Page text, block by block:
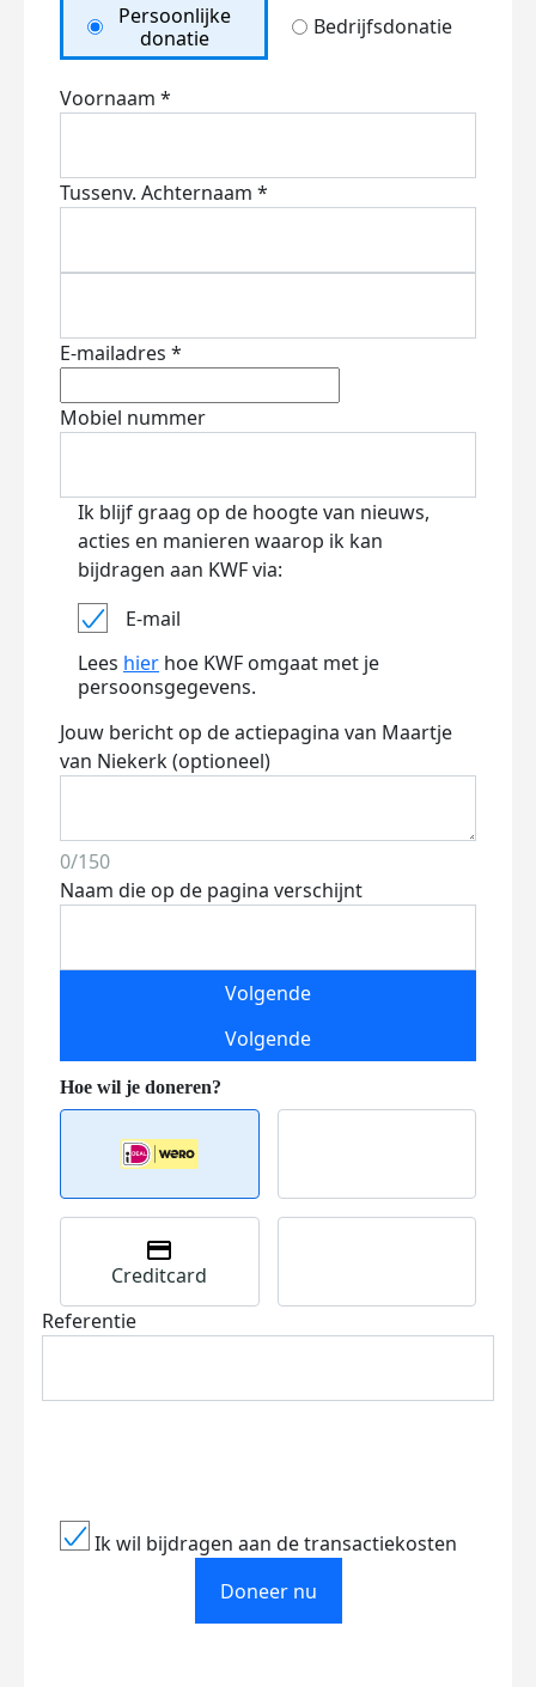
Persoonlijke
donatie
Bedrijfsdonatie
Voornaam *
Tussenv. Achternaam *
E-mailadres *
Mobiel nummer
Ik blijf graag op de hoogte van nieuws,
acties en manieren waarop ik kan
bijdragen aan KWF via:
E-mail
Lees hier hoe KWF omgaat met je
persoonsgegevens.
Jouw bericht op de actiepagina van Maartje
van Niekerk (optioneel)
0/150
Naam die op de pagina verschijnt
Volgende
Volgende
Creditcard
Referentie
Ik wil bijdragen aan de transactiekosten
Doneer nu